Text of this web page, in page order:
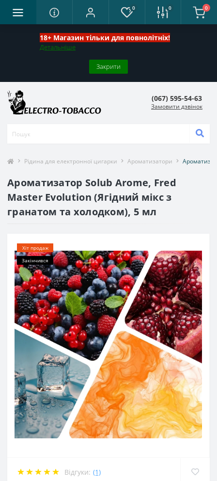
18+ Магазин тільки для повнолітніх!
Детальніше
Закрити
0 0 0
(067) 595-54-63
Замовити дзвінок
Рідина для електронної цигарки Ароматизатори
Ароматизатор Solub Arome, Fred
Master Evolution (Ягідний мікс з
гранатом та холодком), 5 мл
Хіт продаж
Закінчився
Відгуки: (1)